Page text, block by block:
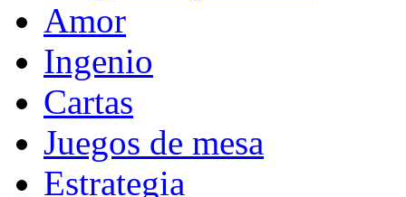
Amor
Ingenio
Cartas
Juegos de mesa
Estrategia